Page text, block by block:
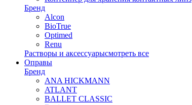
Бренд
Alcon
BioTrue
Optimed
Renu
Растворы и аксессуарысмотреть все
Оправы
Бренд
ANA HICKMANN
ATLANT
BALLET CLASSIC